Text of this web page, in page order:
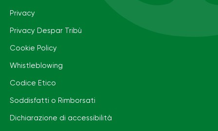
Privacy
Privacy Despar Tribù
Cookie Policy
Whistleblowing
Codice Etico
Soddisfatti o Rimborsati
Dichiarazione di accessibilità